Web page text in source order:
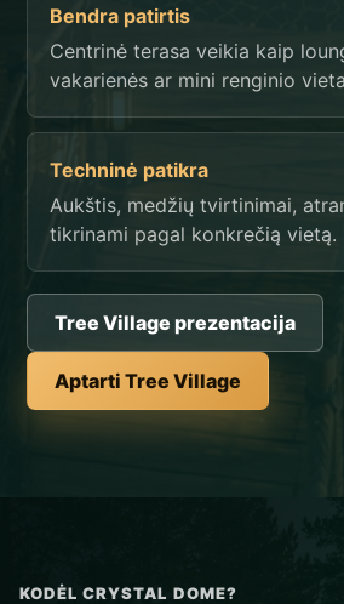
Bendra patirtis
Centrinė terasa veikia kaip
vakarienės ar mini renginio
Techninė patikra
Aukštis, medžių tvirtinimai,
tikrinami pagal konkrečią vietą.
Tree Village prezentacija
Aptarti Tree Village
KODĖL CRYSTAL DOME?